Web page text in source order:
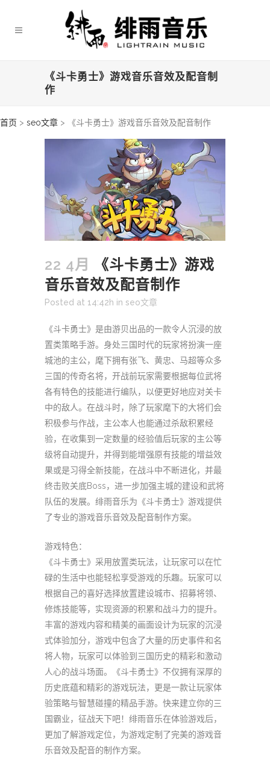
《斗卡勇士》游戏音乐音效及配音制
作
首页 > seo文章 > 《斗卡勇士》游戏音乐音效及配音制作
22 4月
《斗卡勇士》游戏
音乐音效及配音制作
Posted at 14:42h in seo文章
《斗卡勇士》是由游贝出品的一款令人沉浸的放
置类策略手游。身处三国时代的玩家将扮演一座
城池的主公，麾下拥有张飞、黄忠、马超等众多
三国的传奇名将，开战前玩家需要根据每位武将
各有特色的技能进行编队，以便更好地应对关卡
中的敌人。在战斗时，除了玩家麾下的大将们会
积极参与作战，主公本人也能通过杀敌积累经
验，在收集到一定数量的经验值后玩家的主公等
级将自动提升，并得到能增强原有技能的增益效
果或是习得全新技能，在战斗中不断进化，并最
终击败关底Boss，进一步加强主城的建设和武将
队伍的发展。绯雨音乐为《斗卡勇士》游戏提供
了专业的游戏音乐音效及配音制作方案。
游戏特色：
《斗卡勇士》采用放置类玩法，让玩家可以在忙
碌的生活中也能轻松享受游戏的乐趣。玩家可以
根据自己的喜好选择放置建设城市、招募将领、
修炼技能等，实现资源的积累和战斗力的提升。
丰富的游戏内容和精美的画面设计为玩家的沉浸
式体验加分，游戏中包含了大量的历史事件和名
将人物，玩家可以体验到三国历史的精彩和激动
人心的战斗场面。《斗卡勇士》不仅拥有深厚的
历史底蕴和精彩的游戏玩法，更是一款让玩家体
验策略与智慧碰撞的精品手游。快来建立你的三
国霸业，征战天下吧！绯雨音乐在体验游戏后，
更加了解游戏定位，为游戏定制了完美的游戏音
乐音效及配音的制作方案。